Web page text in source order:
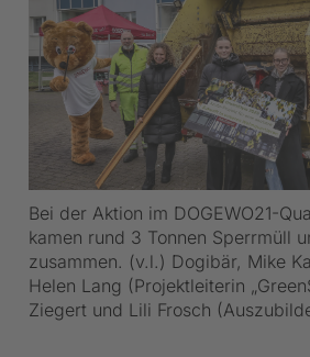
Bei der Aktion im DOGEWO21-
kamen rund 3 Tonnen Sperrmüll
zusammen. (v.l.) Dogibär, Mike
Helen Lang (Projektleiterin
Ziegert und Lili Frosch